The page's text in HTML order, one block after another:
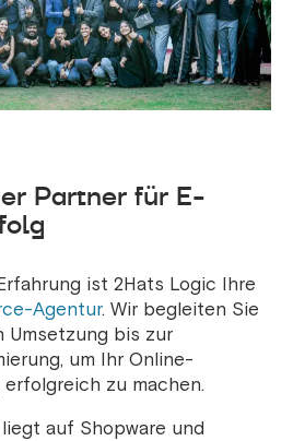
Partner für E-
ist 2Hats Logic Ihre
Agentur. Wir begleiten Sie
Umsetzung bis zur
um Ihr Online-
zu machen.
auf Shopware und